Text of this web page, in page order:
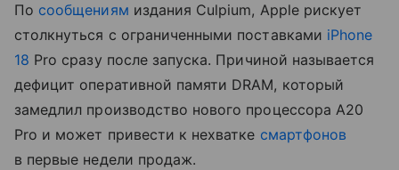
По сообщениям издания Culpium, Apple рискует
столкнуться с ограниченными поставками iPhone
18 Pro сразу после запуска. Причиной называется
дефицит оперативной памяти DRAM, который
замедлил производство нового процессора A20
Pro и может привести к нехватке смартфонов
в первые недели продаж.